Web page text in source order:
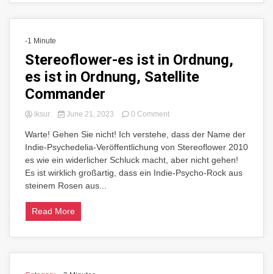
-1 Minute
Stereoflower-es ist in Ordnung,
es ist in Ordnung, Satellite
Commander
lksur June 21, 2023 0 Commenton
es
ist
in
Ordnung,
Warte! Gehen Sie nicht! Ich verstehe, dass der Name der
Indie-Psychedelia-Veröffentlichung von Stereoflower 2010
es wie ein widerlicher Schluck macht, aber nicht gehen!
Es ist wirklich großartig, dass ein Indie-Psycho-Rock aus
steinem Rosen aus...
Read More